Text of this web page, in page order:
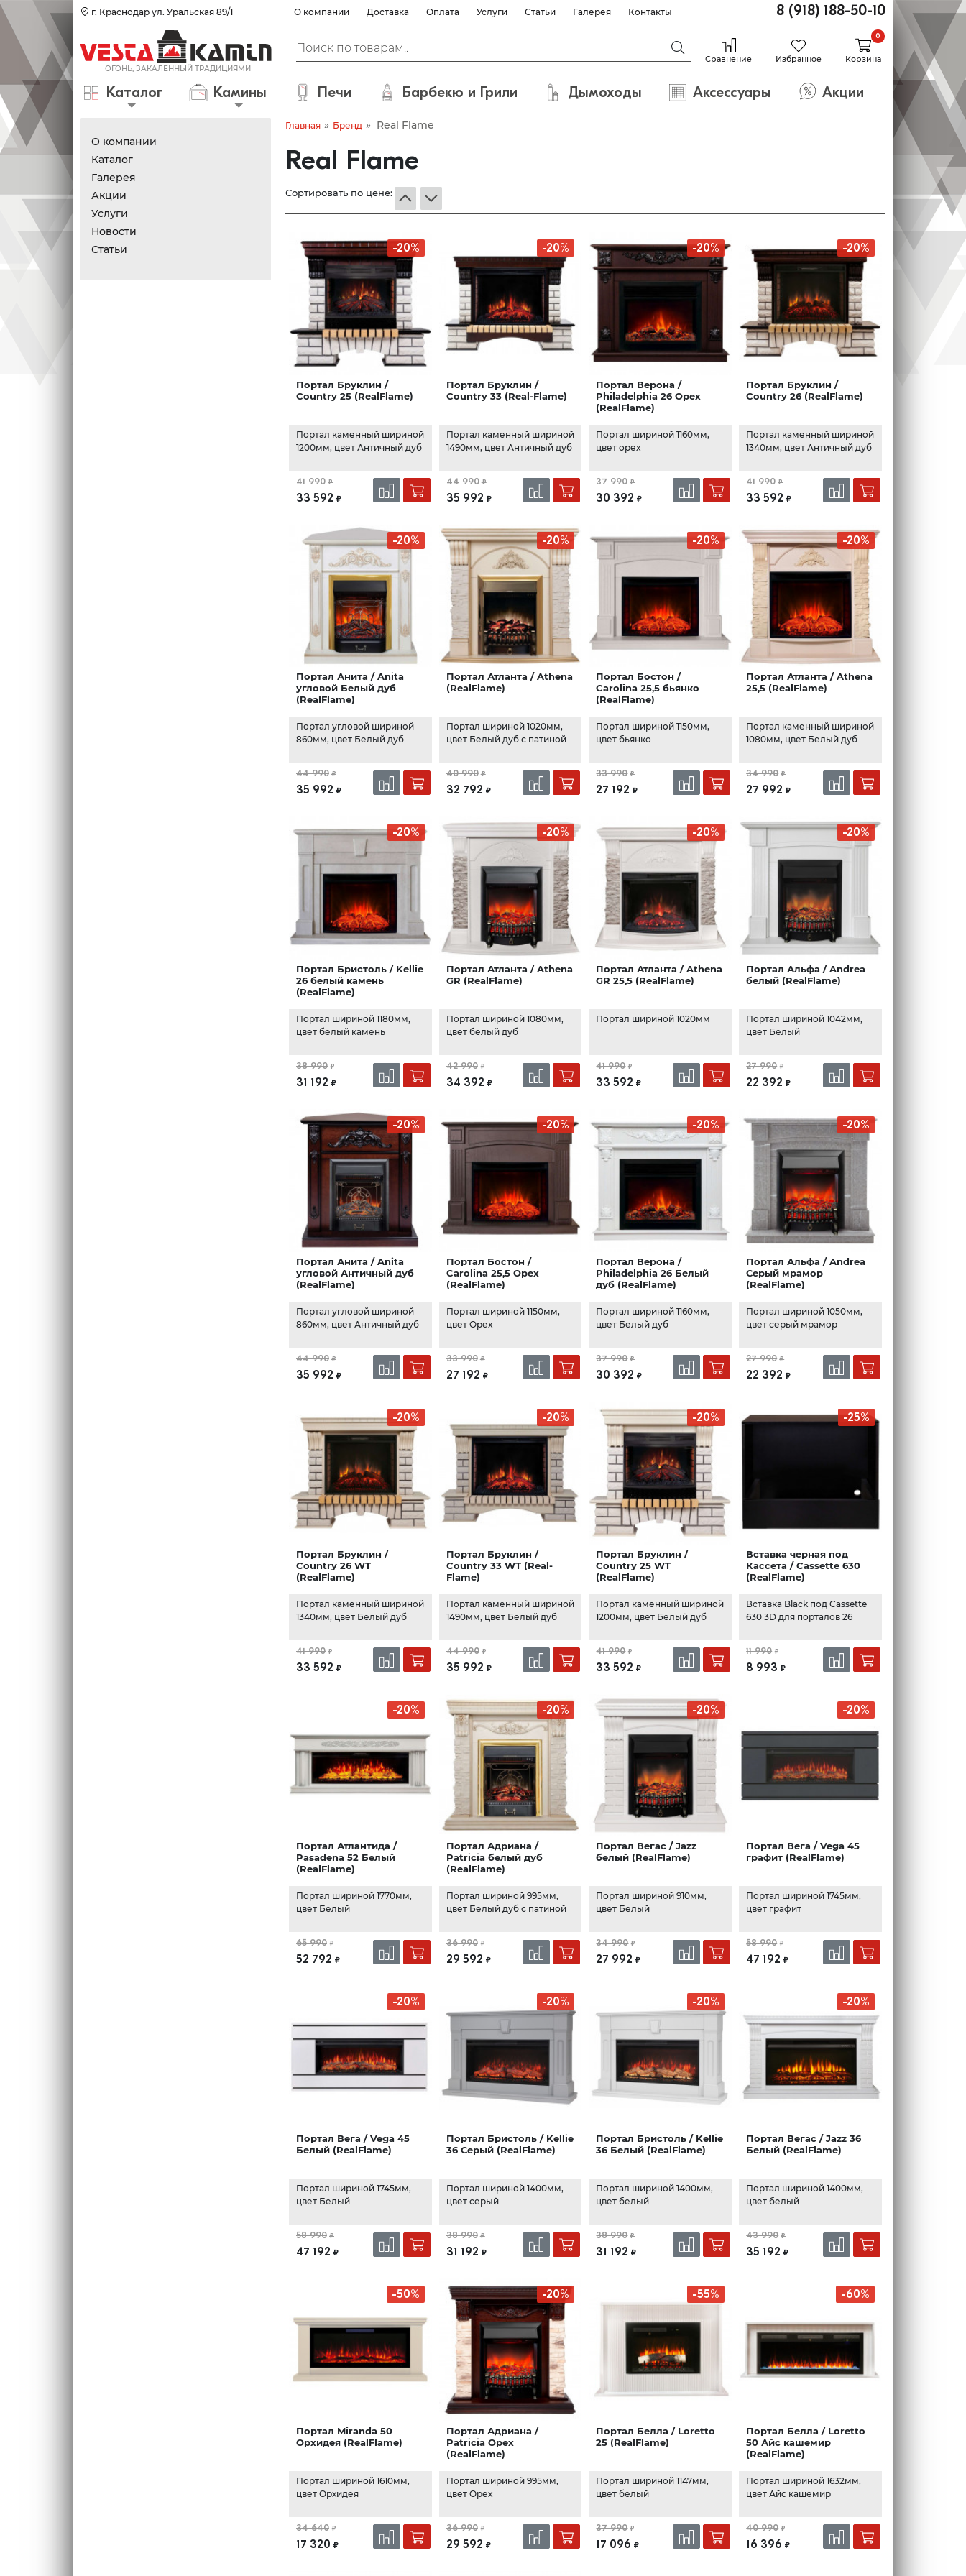
г. Краснодар ул. Уральская 89/1 О компании Доставка Оплата Услуги Статьи Галерея Контакты 8 (918) 188-50-10
Сравнение Избранное Корзина
0
Каталог Камины Печи Барбекю и Грили Дымоходы Аксессуары Акции
О компании
Каталог
Галерея
Акции
Услуги
Новости
Статьи
Главная » Бренд » Real Flame
Real Flame
Сортировать по цене:
-20%
Портал Бруклин /
Country 25 (RealFlame)
Портал каменный шириной
1200мм, цвет Античный дуб
41 990 ₽
33 592 ₽
-20%
Портал Бруклин /
Country 33 (Real-Flame)
Портал каменный шириной
1490мм, цвет Античный дуб
44 990 ₽
35 992 ₽
-20%
Портал Верона /
Philadelphia 26 Орех
(RealFlame)
Портал шириной 1160мм,
цвет орех
37 990 ₽
30 392 ₽
-20%
Портал Бруклин /
Country 26 (RealFlame)
Портал каменный шириной
1340мм, цвет Античный дуб
41 990 ₽
33 592 ₽
-20%
Портал Анита / Anita
угловой Белый дуб
(RealFlame)
Портал угловой шириной
860мм, цвет Белый дуб
44 990 ₽
35 992 ₽
-20%
Портал Атланта / Athena
(RealFlame)
Портал шириной 1020мм,
цвет Белый дуб с патиной
40 990 ₽
32 792 ₽
-20%
Портал Бостон /
Carolina 25,5 бьянко
(RealFlame)
Портал шириной 1150мм,
цвет бьянко
33 990 ₽
27 192 ₽
-20%
Портал Атланта / Athena
25,5 (RealFlame)
Портал каменный шириной
1080мм, цвет Белый дуб
34 990 ₽
27 992 ₽
-20%
Портал Бристоль / Kellie
26 белый камень
(RealFlame)
Портал шириной 1180мм,
цвет белый камень
38 990 ₽
31 192 ₽
-20%
Портал Атланта / Athena
GR (RealFlame)
Портал шириной 1080мм,
цвет белый дуб
42 990 ₽
34 392 ₽
-20%
Портал Атланта / Athena
GR 25,5 (RealFlame)
Портал шириной 1020мм
41 990 ₽
33 592 ₽
-20%
Портал Альфа / Andrea
белый (RealFlame)
Портал шириной 1042мм,
цвет Белый
27 990 ₽
22 392 ₽
-20%
Портал Анита / Anita
угловой Античный дуб
(RealFlame)
Портал угловой шириной
860мм, цвет Античный дуб
44 990 ₽
35 992 ₽
-20%
Портал Бостон /
Carolina 25,5 Орех
(RealFlame)
Портал шириной 1150мм,
цвет Орех
33 990 ₽
27 192 ₽
-20%
Портал Верона /
Philadelphia 26 Белый
дуб (RealFlame)
Портал шириной 1160мм,
цвет Белый дуб
37 990 ₽
30 392 ₽
-20%
Портал Альфа / Andrea
Серый мрамор
(RealFlame)
Портал шириной 1050мм,
цвет серый мрамор
27 990 ₽
22 392 ₽
-20%
Портал Бруклин /
Country 26 WT
(RealFlame)
Портал каменный шириной
1340мм, цвет Белый дуб
41 990 ₽
33 592 ₽
-20%
Портал Бруклин /
Country 33 WT (Real-
Flame)
Портал каменный шириной
1490мм, цвет Белый дуб
44 990 ₽
35 992 ₽
-20%
Портал Бруклин /
Country 25 WT
(RealFlame)
Портал каменный шириной
1200мм, цвет Белый дуб
41 990 ₽
33 592 ₽
-25%
Вставка черная под
Кассета / Cassette 630
(RealFlame)
Вставка Black под Cassette
630 3D для порталов 26
11 990 ₽
8 993 ₽
-20%
Портал Атлантида /
Pasadena 52 Белый
(RealFlame)
Портал шириной 1770мм,
цвет Белый
65 990 ₽
52 792 ₽
-20%
Портал Адриана /
Patricia белый дуб
(RealFlame)
Портал шириной 995мм,
цвет Белый дуб с патиной
36 990 ₽
29 592 ₽
-20%
Портал Вегас / Jazz
белый (RealFlame)
Портал шириной 910мм,
цвет Белый
34 990 ₽
27 992 ₽
-20%
Портал Вега / Vega 45
графит (RealFlame)
Портал шириной 1745мм,
цвет графит
58 990 ₽
47 192 ₽
-20%
Портал Вега / Vega 45
Белый (RealFlame)
Портал шириной 1745мм,
цвет Белый
58 990 ₽
47 192 ₽
-20%
Портал Бристоль / Kellie
36 Серый (RealFlame)
Портал шириной 1400мм,
цвет серый
38 990 ₽
31 192 ₽
-20%
Портал Бристоль / Kellie
36 Белый (RealFlame)
Портал шириной 1400мм,
цвет белый
38 990 ₽
31 192 ₽
-20%
Портал Вегас / Jazz 36
Белый (RealFlame)
Портал шириной 1400мм,
цвет белый
43 990 ₽
35 192 ₽
-50%
Портал Miranda 50
Орхидея (RealFlame)
Портал шириной 1610мм,
цвет Орхидея
34 640 ₽
17 320 ₽
-20%
Портал Адриана /
Patricia Орех
(RealFlame)
Портал шириной 995мм,
цвет Орех
36 990 ₽
29 592 ₽
-55%
Портал Белла / Loretto
25 (RealFlame)
Портал шириной 1147мм,
цвет белый
37 990 ₽
17 096 ₽
-60%
Портал Белла / Loretto
50 Айс кашемир
(RealFlame)
Портал шириной 1632мм,
цвет Айс кашемир
40 990 ₽
16 396 ₽